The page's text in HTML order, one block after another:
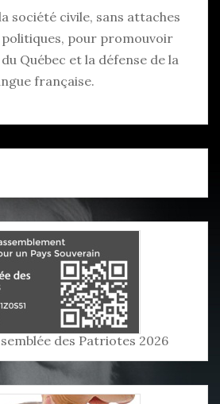
société civile, sans attaches
politiques, pour promouvoir
Québec et la défense de la
française.
des Patriotes 2026